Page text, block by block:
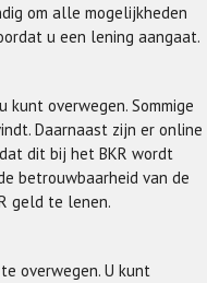
om alle mogelijkheden
u een lening aangaat.
overwegen. Sommige
Daarnaast zijn er online
dit bij het BKR wordt
betrouwbaarheid van de
geld te lenen.
overwegen. U kunt